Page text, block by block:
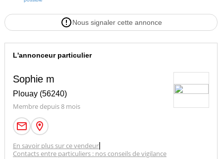
Nous signaler cette annonce
L'annonceur particulier
Sophie m
Plouay (56240)
Membre depuis 8 mois
En savoir plus sur ce vendeur|
Contacts entre particuliers : nos conseils de vigilance